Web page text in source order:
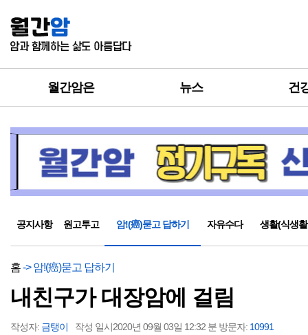
월간암은 뉴스 건
공지사항 원고투고 암!(癌)묻고 답하기 자유수다 생활(식생
홈-> 암!(癌)묻고 답하기
내친구가 대장암에 걸림
작성자: 금탱이 작성 일시2020년 09월 03일 12:32 분 방문자: 10991